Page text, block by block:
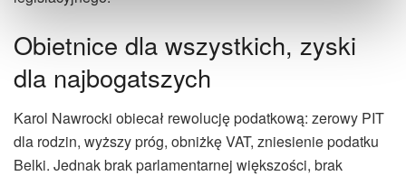
Obietnice dla wszystkich, zyski
dla najbogatszych
Karol Nawrocki obiecał rewolucję podatkową: zerowy PIT
dla rodzin, wyższy próg, obniżkę VAT, zniesienie podatku
Belki. Jednak brak parlamentarnej większości, brak